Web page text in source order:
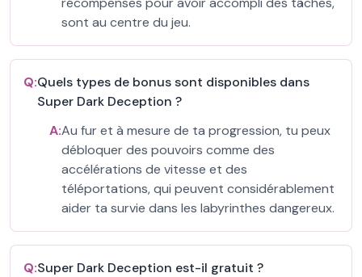
sont au centre du jeu.
Q:Quels types de bonus sont disponibles dans
Super Dark Deception ?
A:Au fur et à mesure de ta progression, tu peux
débloquer des pouvoirs comme des
accélérations de vitesse et des
téléportations, qui peuvent considérablement
aider ta survie dans les labyrinthes dangereux.
Q:Super Dark Deception est-il gratuit ?